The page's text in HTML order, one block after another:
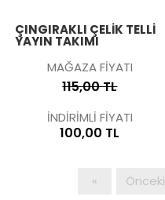
ÇINGIRAKLI ÇELIK TELLI
YAYIN TAKIMI
MAĞAZA FİYATI
115,00 TL
İNDİRİMLİ FİYATI
100,00 TL
« Önceki